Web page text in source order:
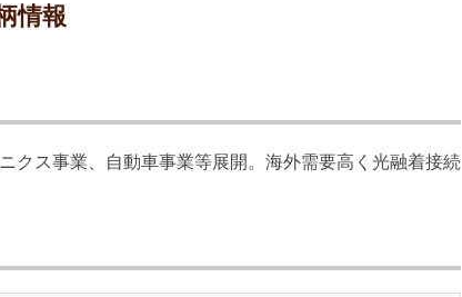
情報
クス事業、自動車事業等展開。海外需要高く光融着接続